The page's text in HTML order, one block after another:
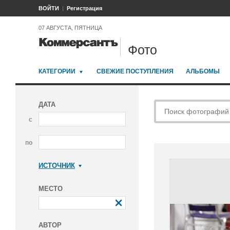
ВОЙТИ Регистрация
07 АВГУСТА, ПЯТНИЦА
Фото
КАТЕГОРИИ СВЕЖИЕ ПОСТУПЛЕНИЯ АЛЬБОМЫ
ДАТА
с
по
ИСТОЧНИК
МЕСТО
АВТОР